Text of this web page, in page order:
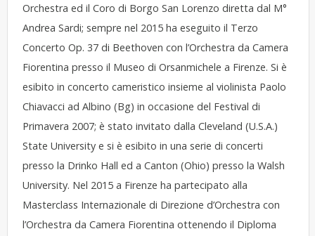
Orchestra ed il Coro di Borgo San Lorenzo diretta dal M°
Andrea Sardi; sempre nel 2015 ha eseguito il Terzo
Concerto Op. 37 di Beethoven con l’Orchestra da Camera
Fiorentina presso il Museo di Orsanmichele a Firenze. Si è
esibito in concerto cameristico insieme al violinista Paolo
Chiavacci ad Albino (Bg) in occasione del Festival di
Primavera 2007; è stato invitato dalla Cleveland (U.S.A.)
State University e si è esibito in una serie di concerti
presso la Drinko Hall ed a Canton (Ohio) presso la Walsh
University. Nel 2015 a Firenze ha partecipato alla
Masterclass Internazionale di Direzione d’Orchestra con
l’Orchestra da Camera Fiorentina ottenendo il Diploma